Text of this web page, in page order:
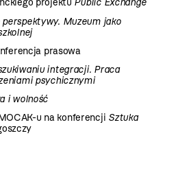
projektu Public Exchange
perspektywy. Muzeum jako
prasowa
integracji. Praca
psychicznymi
i wolność
u na konferencji Sztuka